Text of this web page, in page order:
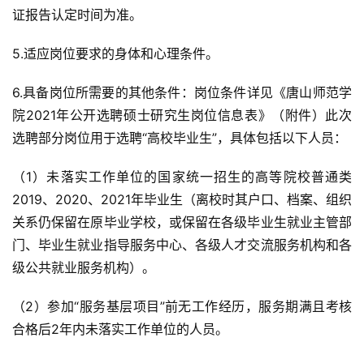
证报告认定时间为准。
5.适应岗位要求的身体和心理条件。
6.具备岗位所需要的其他条件：岗位条件详见《唐山师范学
院2021年公开选聘硕士研究生岗位信息表》（附件）此次
选聘部分岗位用于选聘“高校毕业生”，具体包括以下人员：
（1）未落实工作单位的国家统一招生的高等院校普通类
2019、2020、2021年毕业生（离校时其户口、档案、组织
关系仍保留在原毕业学校，或保留在各级毕业生就业主管部
门、毕业生就业指导服务中心、各级人才交流服务机构和各
级公共就业服务机构）。
（2）参加“服务基层项目”前无工作经历，服务期满且考核
合格后2年内未落实工作单位的人员。